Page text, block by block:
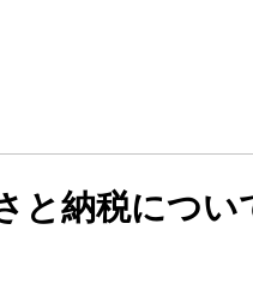
納税につい